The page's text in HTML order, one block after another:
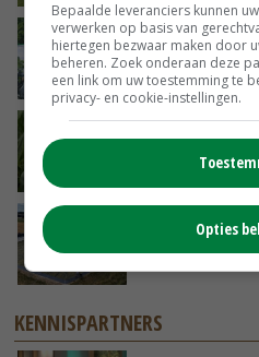
Oekraïne-
de ambassade
GISTEREN, 12:00
Limburgse
Droogte
‘Bassin
KENNISPARTNERS
Bepaalde leveranciers kunnen
verwerken op basis van
hiertegen bezwaar maken door
beheren. Zoek onderaan deze
een link om uw toestemming te
privacy- en cookie-instellingen.
Opties